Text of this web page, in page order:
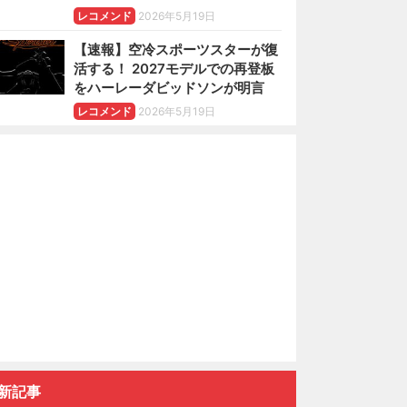
レコメンド 2026年5月19日
【速報】空冷スポーツスターが復
活する！ 2027モデルでの再登板
をハーレーダビッドソンが明言
レコメンド 2026年5月19日
記事